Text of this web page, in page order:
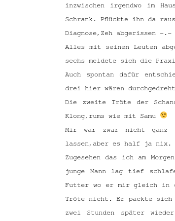
inzwischen irgendwo im
Schrank. Pflückte ihn da
Diagnose,Zeh abgerissen -.-
Alles mit seinen Leuten
sechs meldete sich die
Auch spontan dafür
drei hier wären
Die zweite Tröte der
Klong,rums wie mit Samu
Mir war zwar nicht
lassen,aber es half ja nix.
Zugesehen das ich am
junge Mann lag tief
Futter wo er mir gleich in
Tröte nicht. Er packte sich
zwei Stunden später